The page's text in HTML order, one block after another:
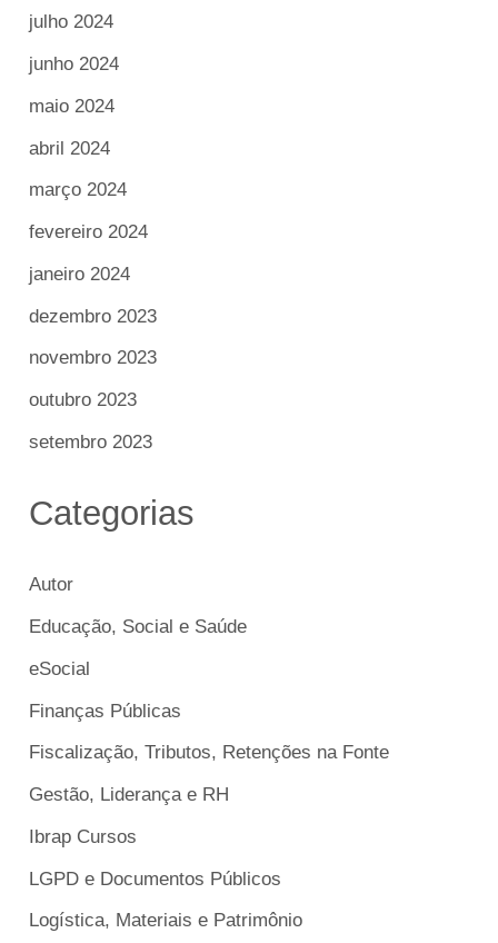
julho 2024
junho 2024
maio 2024
abril 2024
março 2024
fevereiro 2024
janeiro 2024
dezembro 2023
novembro 2023
outubro 2023
setembro 2023
Categorias
Autor
Educação, Social e Saúde
eSocial
Finanças Públicas
Fiscalização, Tributos, Retenções na Fonte
Gestão, Liderança e RH
Ibrap Cursos
LGPD e Documentos Públicos
Logística, Materiais e Patrimônio